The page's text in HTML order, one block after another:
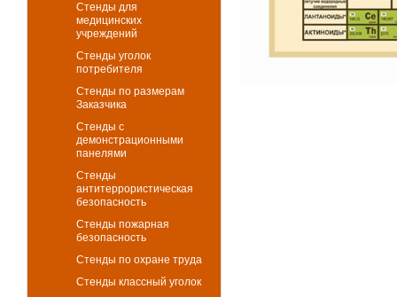
Стенды для
медицинских
учреждений
Стенды уголок
потребителя
Стенды по размерам
Заказчика
Стенды с
демонстрационными
панелями
Стенды
антитеррористическая
безопасность
Стенды пожарная
безопасность
Стенды по охране труда
Стенды классный уголок